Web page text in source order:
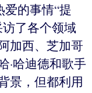
爱的事情“提
访了各个领域
加西、芝加哥
·哈迪德和歌手
景，但都利用